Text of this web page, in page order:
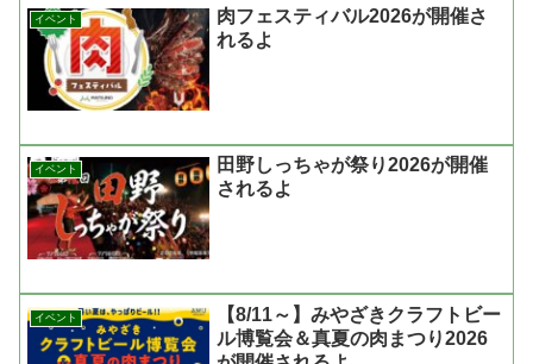
イベント
肉フェスティバル2026が開催さ
れるよ
イベント
田野しっちゃが祭り2026が開催
されるよ
イベント
【8/11～】みやざきクラフトビー
ル博覧会＆真夏の肉まつり2026